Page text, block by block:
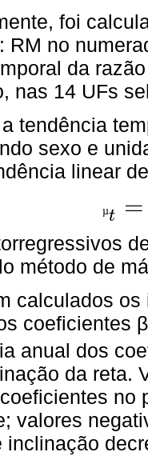
foi
RM no
da
nas 14 UFs
tendência
sexo e
linear
µt =
µt= β0 +
método de
calculados
coeficientes
anual dos
da reta.
no
valores
inclinação